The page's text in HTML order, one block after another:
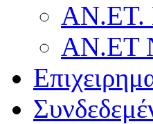
ΑΝ.ΕΤ.
ΑΝ.ΕΤ